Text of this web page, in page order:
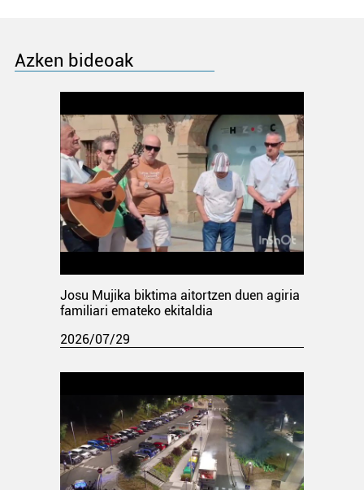
Azken bideoak
Josu Mujika biktima aitortzen duen agiria
familiari emateko ekitaldia
2026/07/29